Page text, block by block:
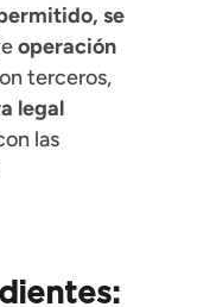
se
operación
terceros,
legal
las